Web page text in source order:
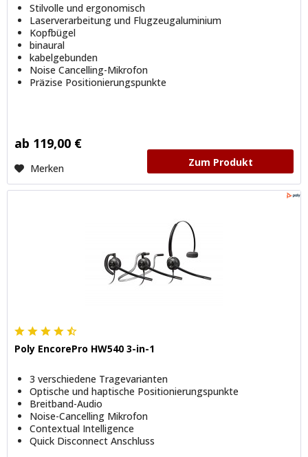
Stilvolle und ergonomisch
Laserverarbeitung und Flugzeugaluminium
Kopfbügel
binaural
kabelgebunden
Noise Cancelling-Mikrofon
Präzise Positionierungspunkte
ab 119,00 €
Merken Zum Produkt
Poly EncorePro HW540 3-in-1
3 verschiedene Tragevarianten
Optische und haptische Positionierungspunkte
Breitband-Audio
Noise-Cancelling Mikrofon
Contextual Intelligence
Quick Disconnect Anschluss